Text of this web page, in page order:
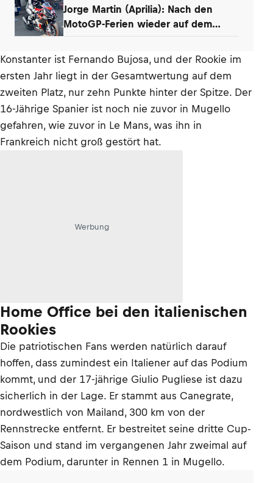
Jorge Martin (Aprilia): Nach den
MotoGP-Ferien wieder auf dem
Konstanter ist Fernando Bujosa, und der Rookie im
ersten Jahr liegt in der Gesamtwertung auf dem
zweiten Platz, nur zehn Punkte hinter der Spitze. Der
16-Jährige Spanier ist noch nie zuvor in Mugello
gefahren, wie zuvor in Le Mans, was ihn in
Frankreich nicht groß gestört hat.
Werbung
Home Office bei den italienischen
Rookies
Die patriotischen Fans werden natürlich darauf
hoffen, dass zumindest ein Italiener auf das Podium
kommt, und der 17-jährige Giulio Pugliese ist dazu
sicherlich in der Lage. Er stammt aus Canegrate,
nordwestlich von Mailand, 300 km von der
Rennstrecke entfernt. Er bestreitet seine dritte Cup-
Saison und stand im vergangenen Jahr zweimal auf
dem Podium, darunter in Rennen 1 in Mugello.